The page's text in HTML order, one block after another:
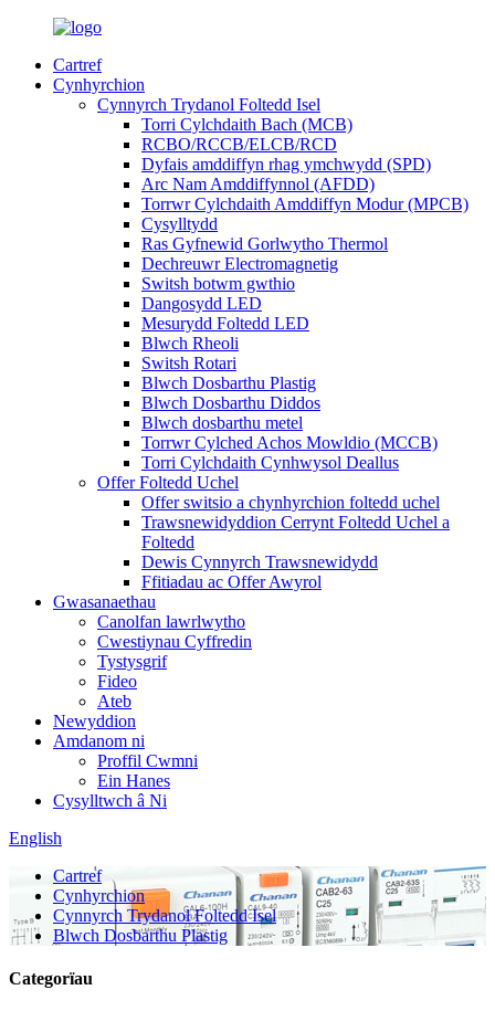
Cartref
Cynhyrchion
Cynnyrch Trydanol Foltedd Isel
Torri Cylchdaith Bach (MCB)
RCBO/RCCB/ELCB/RCD
Dyfais amddiffyn rhag ymchwydd (SPD)
Arc Nam Amddiffynnol (AFDD)
Torrwr Cylchdaith Amddiffyn Modur (MPCB)
Cysylltydd
Ras Gyfnewid Gorlwytho Thermol
Dechreuwr Electromagnetig
Switsh botwm gwthio
Dangosydd LED
Mesurydd Foltedd LED
Blwch Rheoli
Switsh Rotari
Blwch Dosbarthu Plastig
Blwch Dosbarthu Diddos
Blwch dosbarthu metel
Torrwr Cylched Achos Mowldio (MCCB)
Torri Cylchdaith Cynhwysol Deallus
Offer Foltedd Uchel
Offer switsio a chynhyrchion foltedd uchel
Trawsnewidyddion Cerrynt Foltedd Uchel a
Foltedd
Dewis Cynnyrch Trawsnewidydd
Ffitiadau ac Offer Awyrol
Gwasanaethau
Canolfan lawrlwytho
Cwestiynau Cyffredin
Tystysgrif
Fideo
Ateb
Newyddion
Amdanom ni
Proffil Cwmni
Ein Hanes
Cysylltwch â Ni
English
Cartref
Cynhyrchion
Cynnyrch Trydanol Foltedd Isel
Blwch Dosbarthu Plastig
Categorïau